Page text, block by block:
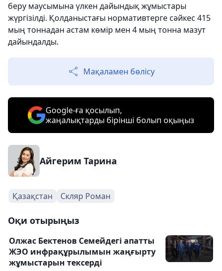
беру маусымына үлкен дайындық жұмыстары
жүргізілді. Қолданыстағы нормативтерге сәйкес 415
мың тоннадан астам көмір мен 4 мың тонна мазут
дайындалды.
Мақаламен бөлісу
Google-ға қосылып,
жаңалықтарды бірінші болып оқыңыз
Айгерим Тарина
Қазақстан Скляр Роман
Оқи отырыңыз
Олжас Бектенов Семейдегі апатты
ЖЭО инфрақұрылымын жаңғырту
жұмыстарын тексерді